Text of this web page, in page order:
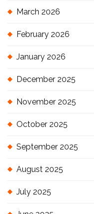
March 2026
February 2026
January 2026
December 2025
November 2025
October 2025
September 2025
August 2025
July 2025